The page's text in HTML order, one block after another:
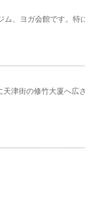
、ヨガ会館です。特
津街の修竹大厦へ広